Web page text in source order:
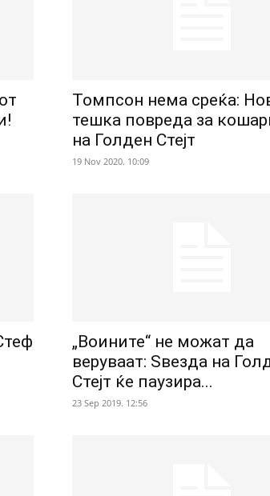
Томпсон нема среќа:
тешка повреда за
на Голден Стејт
19 Nov 2020. 10:09
„Воините“ не можат да
веруваат: Ѕвезда на
Стејт ќе паузира...
23 Sep 2019. 12:56